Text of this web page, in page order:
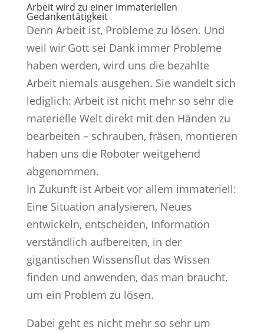
Arbeit wird zu einer immateriellen
Gedankentätigkeit
Denn Arbeit ist, Probleme zu lösen. Und
weil wir Gott sei Dank immer Probleme
haben werden, wird uns die bezahlte
Arbeit niemals ausgehen. Sie wandelt sich
lediglich: Arbeit ist nicht mehr so sehr die
materielle Welt direkt mit den Händen zu
bearbeiten – schrauben, fräsen, montieren
haben uns die Roboter weitgehend
abgenommen.
In Zukunft ist Arbeit vor allem immateriell:
Eine Situation analysieren, Neues
entwickeln, entscheiden, Information
verständlich aufbereiten, in der
gigantischen Wissensflut das Wissen
finden und anwenden, das man braucht,
um ein Problem zu lösen.
Dabei geht es nicht mehr so sehr um